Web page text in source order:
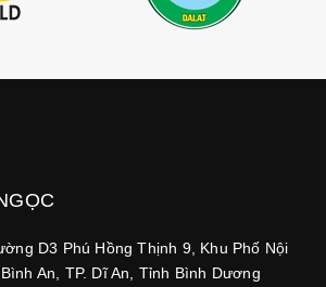
D3 Phú Hồng Thịnh 9, Khu Phố Nội
An, TP. Dĩ An, Tỉnh Bình Dương